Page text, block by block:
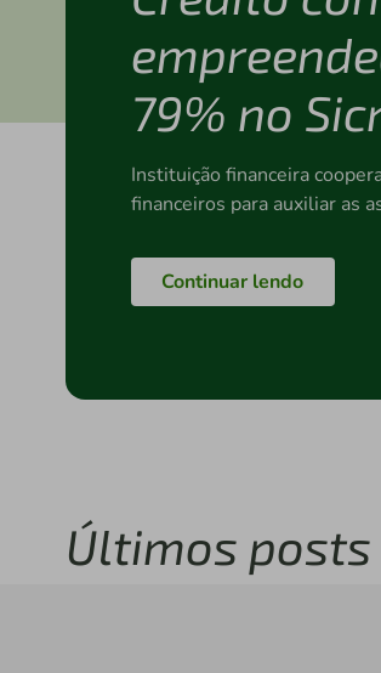
79% no
Instituição financeira
financeiros para auxiliar as
Continuar lendo
Últimos posts